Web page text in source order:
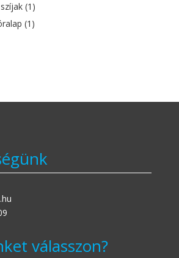
(1)
(1)
válasszon?